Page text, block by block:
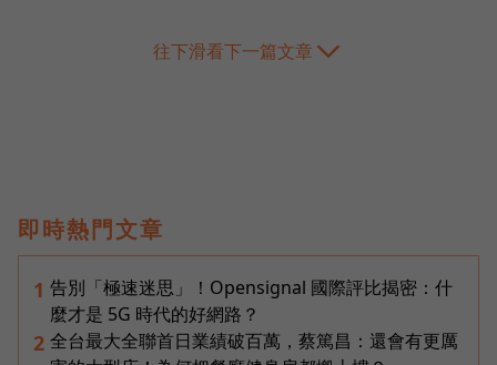
往下滑看下一篇文章
即時熱門文章
1 告別「極速迷思」！Opensignal 國際評比揭密：什
麼才是 5G 時代的好網路？
2 全台最大全聯首日業績破百萬，蔡篤昌：還會有更厲